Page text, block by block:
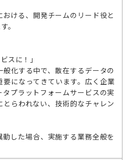
ける、開発チームのリード役と
。
スに！」
化する中で、散在するデータの
になってきています。広く企業
プラットフォームサービスの実
らわれない、技術的なチャレン
した場合、実施する業務全般を